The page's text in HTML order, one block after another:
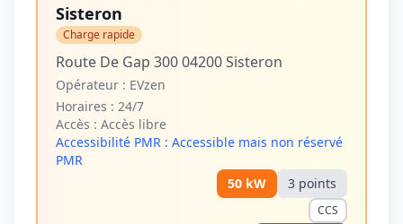
Sisteron
Charge rapide
Route De Gap 300 04200 Sisteron
Opérateur : EVzen
Horaires : 24/7
Accès : Accès libre
Accessibilité PMR : Accessible mais non réservé
PMR
50 kW 3 points
CCS